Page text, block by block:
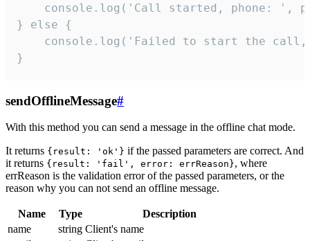
console.log('Call started, phone: ',
} else {
console.log('Failed to start the
}
sendOfflineMessage#
With this method you can send a message in the offline chat mode.
It returns {result: 'ok'} if the passed parameters are correct. And
it returns {result: 'fail', error: errReason}, where
errReason is the validation error of the passed parameters, or the
reason why you can not send an offline message.
Name Type
Description
name
string Client's name